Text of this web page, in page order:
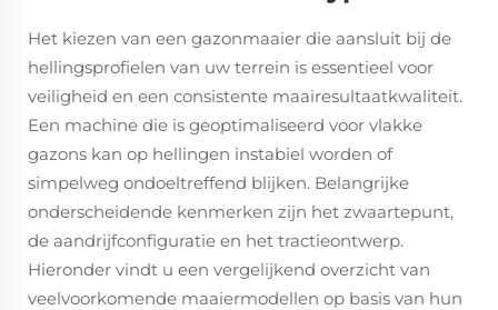
Het kiezen van een gazonmaaier die aansluit bij de
hellingsprofielen van uw terrein is essentieel voor
veiligheid en een consistente maairesultaatkwaliteit.
Een machine die is geoptimaliseerd voor vlakke
gazons kan op hellingen instabiel worden of
simpelweg ondoeltreffend blijken. Belangrijke
onderscheidende kenmerken zijn het zwaartepunt,
de aandrijfconfiguratie en het tractieontwerp.
Hieronder vindt u een vergelijkend overzicht van
veelvoorkomende maaiermodellen op basis van hun